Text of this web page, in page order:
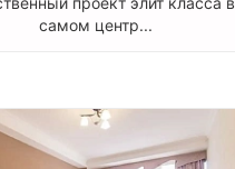
самом центр...